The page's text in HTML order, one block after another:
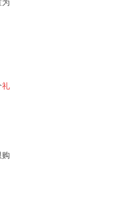
为
礼
购